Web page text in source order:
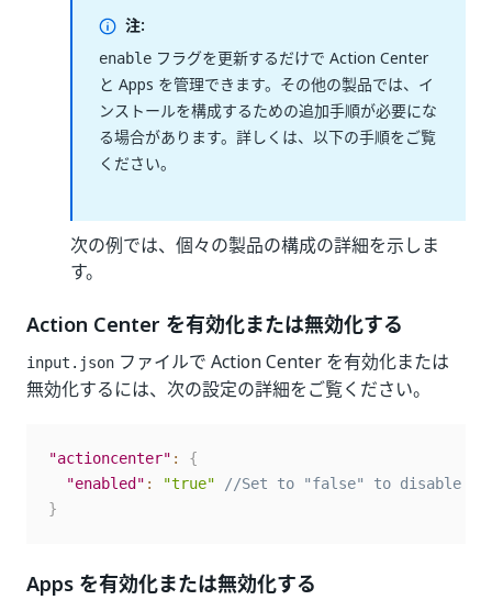
注:
enable フラグを更新するだけで Action Center
と Apps を管理できます。その他の製品では、イ
ンストールを構成するための追加手順が必要にな
る場合があります。詳しくは、以下の手順をご覧
ください。
次の例では、個々の製品の構成の詳細を示しま
す。
Action Center を有効化または無効化する
input.json ファイルで Action Center を有効化または
無効化するには、次の設定の詳細をご覧ください。
"actioncenter" :
{
"enabled" : "true"
//Set to "false" to disable
}
Apps を有効化または無効化する